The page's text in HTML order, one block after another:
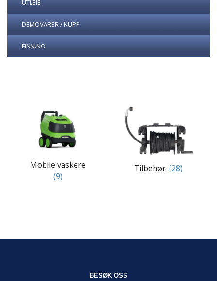
UTLEIE
DEMOVARER / KUPP
FINN.NO
Mobile vaskere
(9)
Tilbehør (28)
BESØK OSS